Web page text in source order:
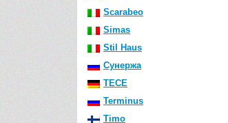
Scarabeo
Simas
Stil Haus
Сунержа
TECE
Terminus
Timo